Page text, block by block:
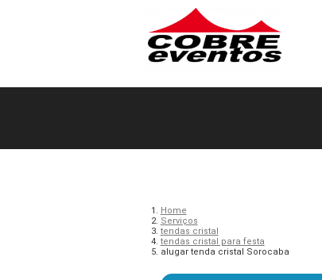
Home
Serviços
tendas cristal
tendas cristal para festa
alugar tenda cristal Sorocaba